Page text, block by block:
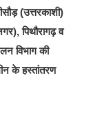
(उत्तरकाशी)
पिथौरागढ़ व
विभाग की
के हस्तांतरण